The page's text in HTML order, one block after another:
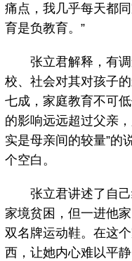
痛点，我几乎每天都
育是负教育。”
张立君解释，有调
校、社会对其对孩子
七成，家庭教育不可
的影响远远超过父亲
实是母亲间的较量”的
个空白。
张立君讲述了自己
家境贫困，但一进他
双名牌运动鞋。在这
西，让她内心难以平静